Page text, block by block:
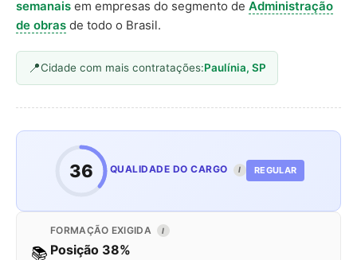
semanais em empresas do segmento de Administração
de obras de todo o Brasil.
Cidade com mais contratações:Paulínia, SP
36 QUALIDADE DO CARGO I REGULAR
📚
FORMAÇÃO EXIGIDA I
Posição 38%